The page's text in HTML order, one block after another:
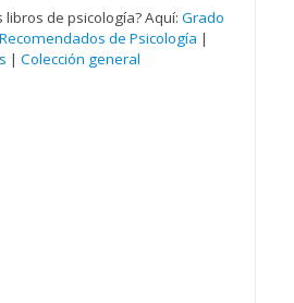
de psicología? Aquí: Grado
Recomendados de Psicología |
| Colección general